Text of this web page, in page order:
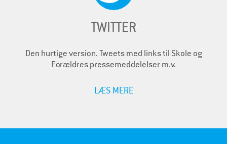
TWITTER
Den hurtige version. Tweets med links til Skole og
Forældres pressemeddelelser m.v.
LÆS MERE